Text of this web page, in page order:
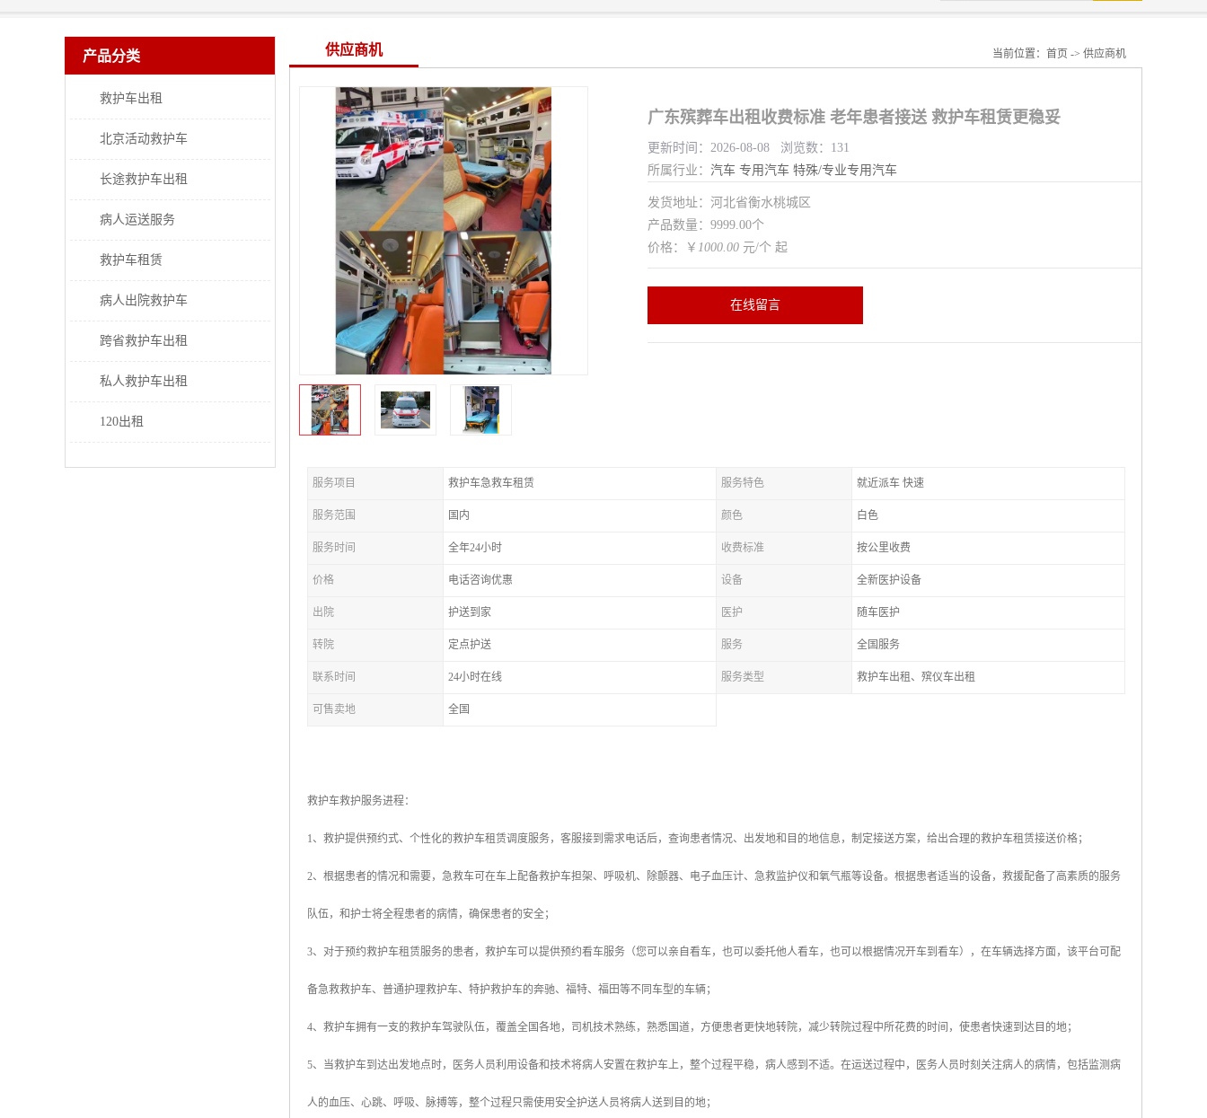
产品分类
救护车出租
北京活动救护车
长途救护车出租
病人运送服务
救护车租赁
病人出院救护车
跨省救护车出租
私人救护车出租
120出租
供应商机 当前位置： 首页 -> 供应商机
广东殡葬车出租收费标准 老年患者接送 救护车租赁更稳妥
更新时间：2026-08-08 浏览数：131
所属行业： 汽车 专用汽车 特殊/专业专用汽车
发货地址：河北省衡水桃城区
产品数量：9999.00个
价格：￥ 1000.00 元/个 起
在线留言
服务项目 救护车急救车租赁 服务特色 就近派车 快速
服务范围 国内 颜色 白色
服务时间 全年24小时 收费标准 按公里收费
价格 电话咨询优惠 设备 全新医护设备
出院 护送到家 医护 随车医护
转院 定点护送 服务 全国服务
联系时间 24小时在线 服务类型 救护车出租、殡仪车出租
可售卖地 全国
救护车救护服务进程：
1、救护提供预约式、个性化的救护车租赁调度服务，客服接到需求电话后，查询患者情况、出发地和目的地信息，制定接送方案，给出合理的救护车租赁接送价格；
2、根据患者的情况和需要，急救车可在车上配备救护车担架、呼吸机、除颤器、电子血压计、急救监护仪和氧气瓶等设备。根据患者适当的设备，救援配备了高素质的服务
队伍，和护士将全程患者的病情，确保患者的安全；
3、对于预约救护车租赁服务的患者，救护车可以提供预约看车服务（您可以亲自看车，也可以委托他人看车，也可以根据情况开车到看车），在车辆选择方面，该平台可配
备急救救护车、普通护理救护车、特护救护车的奔驰、福特、福田等不同车型的车辆；
4、救护车拥有一支的救护车驾驶队伍，覆盖全国各地，司机技术熟练，熟悉国道，方便患者更快地转院，减少转院过程中所花费的时间，使患者快速到达目的地；
5、当救护车到达出发地点时，医务人员利用设备和技术将病人安置在救护车上，整个过程平稳，病人感到不适。在运送过程中，医务人员时刻关注病人的病情，包括监测病
人的血压、心跳、呼吸、脉搏等，整个过程只需使用安全护送人员将病人送到目的地；